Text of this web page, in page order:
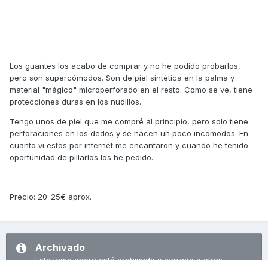
Los guantes los acabo de comprar y no he podido probarlos,
pero son supercómodos. Son de piel sintética en la palma y
material "mágico" microperforado en el resto. Como se ve, tiene
protecciones duras en los nudillos.
Tengo unos de piel que me compré al principio, pero solo tiene
perforaciones en los dedos y se hacen un poco incómodos. En
cuanto vi estos por internet me encantaron y cuando he tenido
oportunidad de pillarlos los he pedido.
Precio: 20-25€ aprox.
Archivado